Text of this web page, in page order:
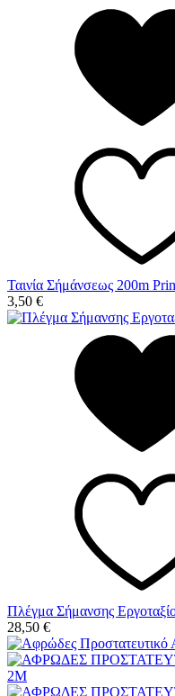
Ταινία Σήμάνσεως 200m
3,50 €
Πλέγμα Σήμανσης
28,50 €